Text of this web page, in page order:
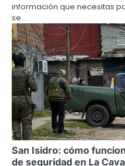
información que necesitas
se…
San Isidro: cómo
de seguridad en La Cava